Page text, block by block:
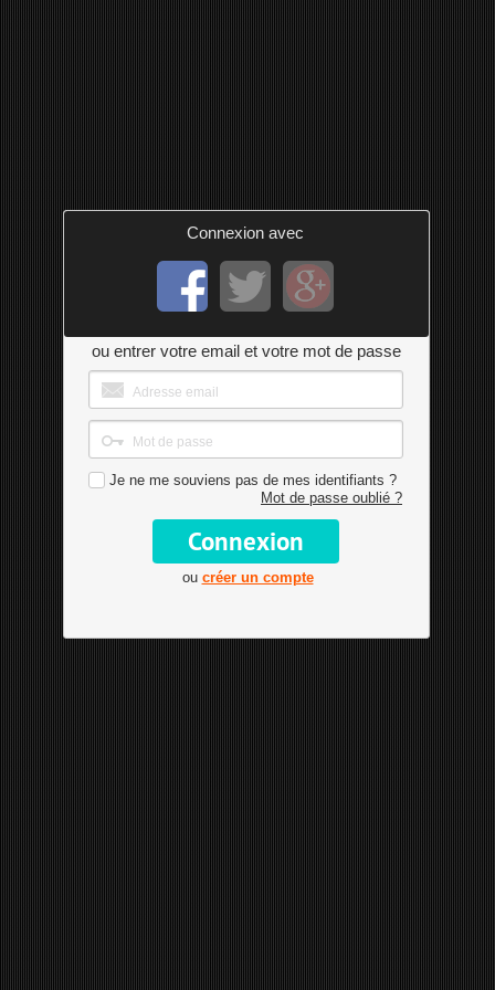
Connexion avec
ou entrer votre email et votre mot de passe
Je ne me souviens pas de mes identifiants ?
Mot de passe oublié ?
ou créer un compte